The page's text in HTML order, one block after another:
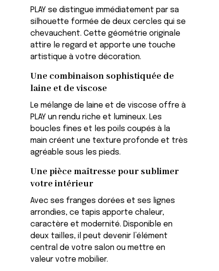
PLAY se distingue immédiatement par sa
silhouette formée de deux cercles qui se
chevauchent. Cette géométrie originale
attire le regard et apporte une touche
artistique à votre décoration.
Une combinaison sophistiquée de
laine et de viscose
Le mélange de laine et de viscose offre à
PLAY un rendu riche et lumineux. Les
boucles fines et les poils coupés à la
main créent une texture profonde et très
agréable sous les pieds.
Une pièce maîtresse pour sublimer
votre intérieur
Avec ses franges dorées et ses lignes
arrondies, ce tapis apporte chaleur,
caractère et modernité. Disponible en
deux tailles, il peut devenir l’élément
central de votre salon ou mettre en
valeur votre mobilier.